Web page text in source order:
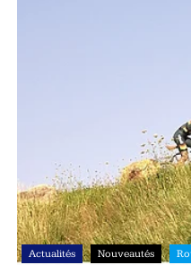
Actualités Nouveautés